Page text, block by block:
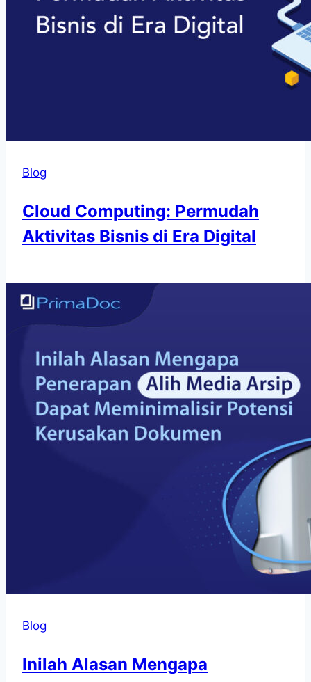
Blog
Cloud Computing: Permudah
Aktivitas Bisnis di Era Digital
Blog
Inilah Alasan Mengapa